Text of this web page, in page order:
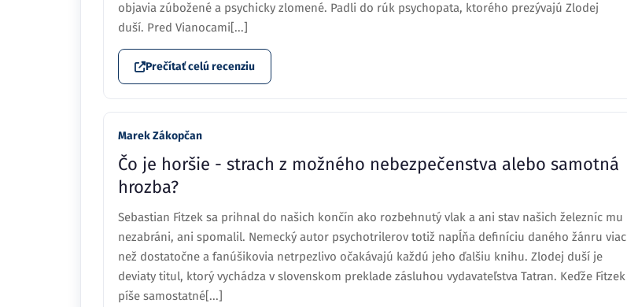
objavia zúbožené a psychicky zlomené. Padli do rúk psychopata, ktorého prezývajú Zlodej
duší. Pred Vianocami[...]
Prečítať celú recenziu
Marek Zákopčan
Čo je horšie - strach z možného nebezpečenstva alebo samotná
hrozba?
Sebastian Fitzek sa prihnal do našich končín ako rozbehnutý vlak a ani stav našich železníc mu
nezabráni, ani spomalil. Nemecký autor psychotrilerov totiž napĺňa definíciu daného žánru viac
než dostatočne a fanúšikovia netrpezlivo očakávajú každú jeho ďalšiu knihu. Zlodej duší je
deviaty titul, ktorý vychádza v slovenskom preklade zásluhou vydavateľstva Tatran. Keďže Fitzek
píše samostatné[...]